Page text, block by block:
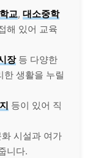
교, 대소중학
해 있어 교육
장등 다양한
한 생활을 누릴
등이 있어 직
화 시설과 여가
니다.